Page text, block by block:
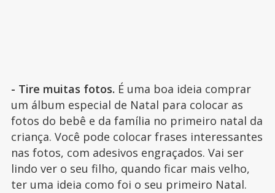
- Tire muitas fotos. É uma boa ideia comprar
um álbum especial de Natal para colocar as
fotos do bebê e da família no primeiro natal da
criança. Você pode colocar frases interessantes
nas fotos, com adesivos engraçados. Vai ser
lindo ver o seu filho, quando ficar mais velho,
ter uma ideia como foi o seu primeiro Natal.